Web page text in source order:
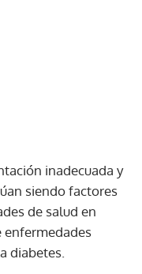
inadecuada y
siendo factores
de salud en
enfermedades
diabetes.